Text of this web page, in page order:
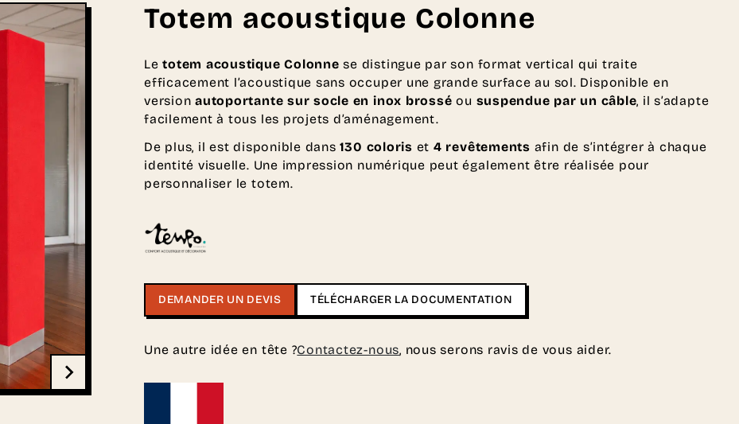
Totem acoustique Colonne
Letotem acoustique Colonne se distingue par son format vertical qui traite
efficacement l’acoustique sans occuper une grande surface au sol. Disponible en
versionautoportante sur socle en inox brossé ou suspendue par un câble, il s’adapte
facilement à tous les projets d’aménagement.
De plus, il est disponible dans130 coloris et 4 revêtements afin de s’intégrer à chaque
identité visuelle. Une impression numérique peut également être réalisée pour
personnaliser le totem.
DEMANDER UN DEVIS TÉLÉCHARGER LA DOCUMENTATION
Une autre idée en tête ?Contactez-nous, nous serons ravis de vous aider.